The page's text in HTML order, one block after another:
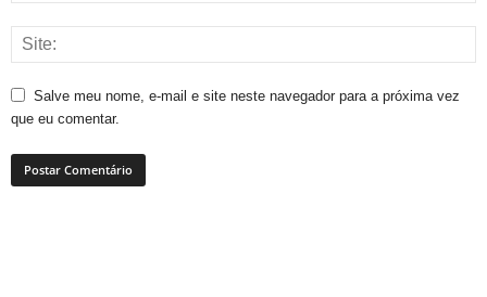
Salve meu nome, e-mail e site neste navegador para a próxima vez
que eu comentar.